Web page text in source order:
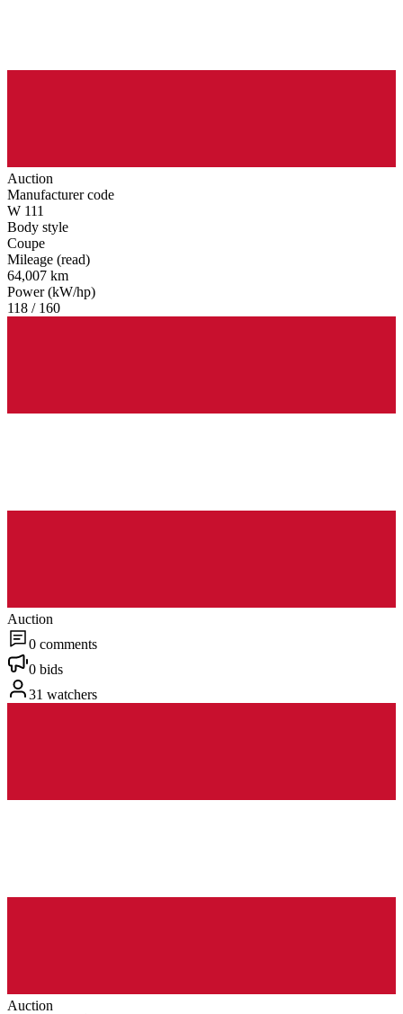
Auction
Manufacturer code
W 111
Body style
Coupe
Mileage (read)
64,007 km
Power (kW/hp)
118 / 160
Auction
0 comments
0 bids
31 watchers
Auction